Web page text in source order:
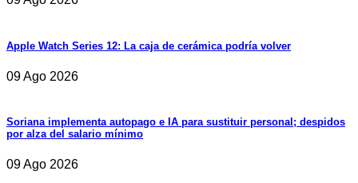
Apple Watch Series 12: La caja de cerámica podría volver
09 Ago 2026
Soriana implementa autopago e IA para sustituir personal; despidos
por alza del salario mínimo
09 Ago 2026